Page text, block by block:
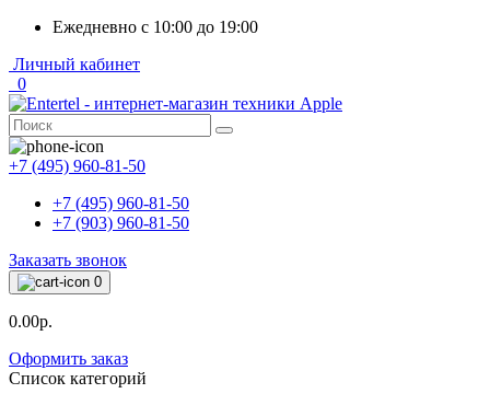
Ежедневно с 10:00 до 19:00
Личный кабинет
0
+7 (495) 960-81-50
+7 (495) 960-81-50
+7 (903) 960-81-50
Заказать звонок
0
0.00р.
Оформить заказ
Список категорий